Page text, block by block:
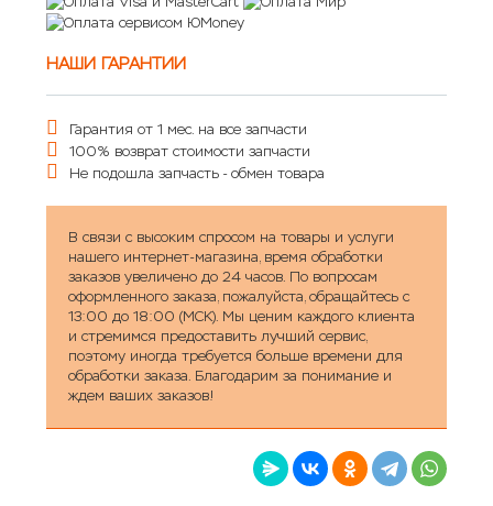
НАШИ ГАРАНТИИ
Гарантия от 1 мес. на все запчасти
100% возврат стоимости запчасти
Не подошла запчасть - обмен товара
В связи с высоким спросом на товары и услуги
нашего интернет-магазина, время обработки
заказов увеличено до 24 часов. По вопросам
оформленного заказа, пожалуйста, обращайтесь с
13:00 до 18:00 (МСК). Мы ценим каждого клиента
и стремимся предоставить лучший сервис,
поэтому иногда требуется больше времени для
обработки заказа. Благодарим за понимание и
ждем ваших заказов!